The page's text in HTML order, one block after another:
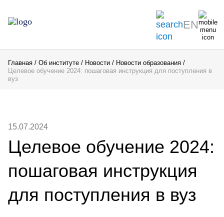
EN
Главная Об институте Новости
Новости образования
Целевое обучение 2024: пошаговая инструкция для поступления в
вуз
15.07.2024
Целевое обучение 2024:
пошаговая инструкция
для поступления в вуз